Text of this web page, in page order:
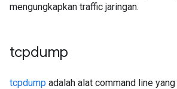
mengungkapkan traffic jaringan.
tcpdump
tcpdump adalah alat command line